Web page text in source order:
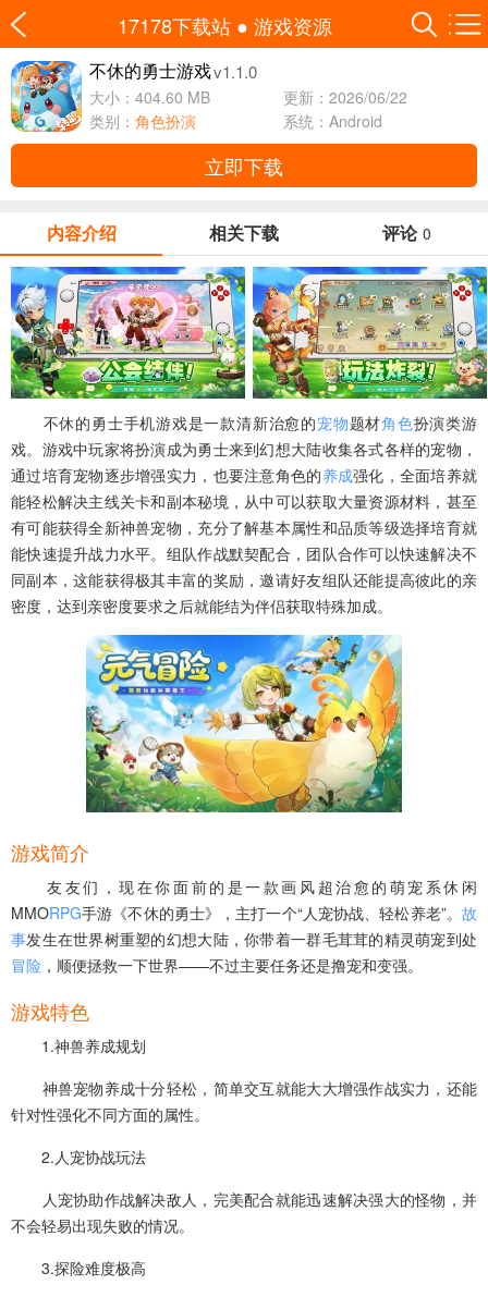
17178下载站 ● 游戏资源
不休的勇士游戏v1.1.0
大小：404.60 MB
更新：2026/06/22
类别： 角色扮演 系统：Android
立即下载
内容介绍 相关下载 评论 0
不休的勇士手机游戏是一款清新治愈的宠物题材角色扮演类游
戏。游戏中玩家将扮演成为勇士来到幻想大陆收集各式各样的宠物，
通过培育宠物逐步增强实力，也要注意角色的养成强化，全面培养就
能轻松解决主线关卡和副本秘境，从中可以获取大量资源材料，甚至
有可能获得全新神兽宠物，充分了解基本属性和品质等级选择培育就
能快速提升战力水平。组队作战默契配合，团队合作可以快速解决不
同副本，这能获得极其丰富的奖励，邀请好友组队还能提高彼此的亲
密度，达到亲密度要求之后就能结为伴侣获取特殊加成。
游戏简介
友友们，现在你面前的是一款画风超治愈的萌宠系休闲
MMORPG手游《不休的勇士》，主打一个“人宠协战、轻松养老”。 故
事发生在世界树重塑的幻想大陆，你带着一群毛茸茸的精灵萌宠到处
冒险 ，顺便拯救一下世界——不过主要任务还是撸宠和变强。
游戏特色
1.神兽养成规划
神兽宠物养成十分轻松，简单交互就能大大增强作战实力，还能
针对性强化不同方面的属性。
2.人宠协战玩法
人宠协助作战解决敌人，完美配合就能迅速解决强大的怪物，并
不会轻易出现失败的情况。
3.探险难度极高